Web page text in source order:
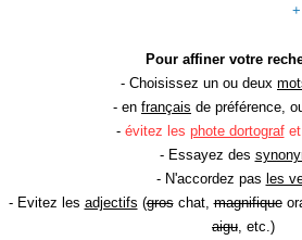
Pour affiner votre
- Choisissez un ou deux
- en français de préférence,
- évitez les phote dortografet
- Essayez des
- N'accordez pas les
- Evitez les adjectifs (groschat,magnifique
aigu , etc.)